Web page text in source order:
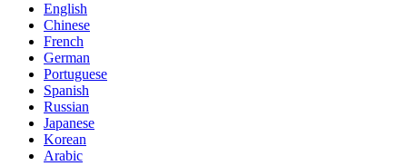
English
Chinese
French
German
Portuguese
Spanish
Russian
Japanese
Korean
Arabic